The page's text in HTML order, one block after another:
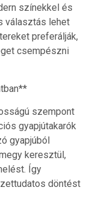
színekkel és
választás lehet
preferálják,
csempészni
szempont
gyapjútakarók
gyapjúból
keresztül,
Így
döntést